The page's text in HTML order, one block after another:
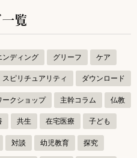
覧
ンディング グリーフ ケア
スピリチュアリティ ダウンロード
ークショップ 主幹コラム 仏教
共生 在宅医療 子ども
対談 幼児教育 探究